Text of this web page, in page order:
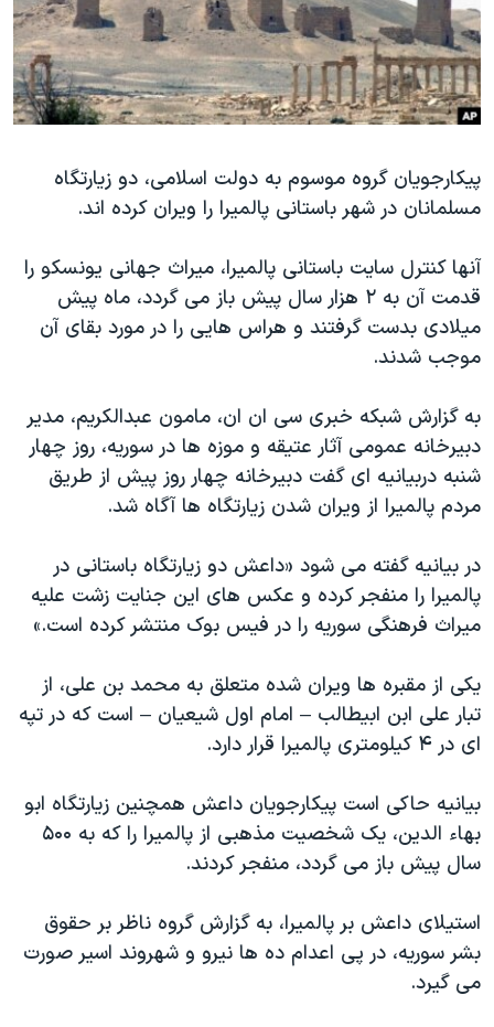
فرهنگ و زندگی
حقوق شهروندی
اقتصادی
اسرائیل در جنگ
گالری عکس
آرشیو پخش زنده
مستندها
انتخابات ریاست جمهوری آمریکا ۲۰۲۴
حمله جمهوری اسلامی به اسرائیل
ورزش زنان در ایران
اعتراضات زن، زندگی، آزادی
مجموعه مستندهای دادخواهی
تریبونال مردمی آبان ۹۸
دادگاه حمید نوری
قانون شفافیت دارائی کادر رهبری ایران
اعتراضات مردمی آبان ۹۸
اسرائیل در جنگ
همایش محافظه‌کاران آمریکا «سی‌پک»
صفحه‌های ویژه
دنبال کنید
زبانهای مختلف
پیکارجویان گروه موسوم به دولت اسلامی، دو زیارتگاه
مسلمانان در شهر باستانی پالمیرا را ویران کرده اند.
آنها کنترل سایت باستانی پالمیرا، میراث جهانی یونسکو را
قدمت آن به ۲ هزار سال پیش باز می گردد، ماه پیش
میلادی بدست گرفتند و هراس هایی را در مورد بقای آن
موجب شدند.
به گزارش شبکه خبری سی ان ان، مامون عبدالکریم، مدیر
دبیرخانه عمومی آثار عتیقه و موزه ها در سوریه، روز چهار
شنبه دربیانیه ای گفت دبیرخانه چهار روز پیش از طریق
مردم پالمیرا از ویران شدن زیارتگاه ها آگاه شد.
در بیانیه گفته می شود «داعش دو زیارتگاه باستانی در
پالمیرا را منفجر کرده و عکس های این جنایت زشت علیه
میراث فرهنگی سوریه را در فیس بوک منتشر کرده است.»
یکی از مقبره ها ویران شده متعلق به محمد بن علی، از
تبار علی ابن ابیطالب – امام اول شیعیان – است که در تپه
ای در ۴ کیلومتری پالمیرا قرار دارد.
بیانیه حاکی است پیکارجویان داعش همچنین زیارتگاه ابو
بهاء الدین، یک شخصیت مذهبی از پالمیرا را که به ۵۰۰
سال پیش باز می گردد، منفجر کردند.
استیلای داعش بر پالمیرا، به گزارش گروه ناظر بر حقوق
بشر سوریه، در پی اعدام ده ها نیرو و شهروند اسیر صورت
می گیرد.